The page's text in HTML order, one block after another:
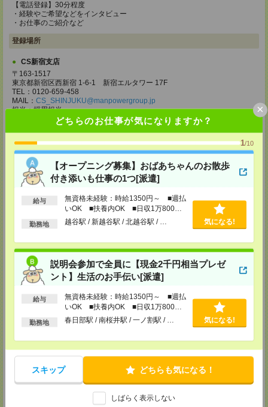
どちらのお仕事が気になりますか？
1/10
【オープニング募集】おばあちゃんのお散歩
付き添いも仕事の1つ[派遣]
給与
無資格未経験：時給1350円～ ■週払
いOK ■扶養内OK ■日収1万800円
以上
勤務地 越谷駅 / 新越谷駅 / 北越谷駅 / … 気になる!
説明会参加で全員に【現金2千円相当プレゼ
ント】生活のお手伝い[派遣]
給与
無資格未経験：時給1350円～ ■週払
いOK ■扶養内OK ■日収1万800円
以上
勤務地 春日部駅 / 南桜井駅 / 一ノ割駅 / … 気になる!
スキップ どちらも気になる！
しばらく表示しない
×
【電話登録】30分程度
・経験やご希望などをインタビュー
・お仕事のご紹介など
登録場所
CS新宿支店
〒163-1517
東京都新宿区西新宿 1-6-1 新宿エルタワー 17F
TEL：0120-659-458
MAIL： CS_SHINJUKU@manpowergroup.jp
担当：採用担当
CS立川支店
〒190-0012
東京都立川市曙町2-34-7 ファーレイーストビル 8F
TEL：0120-659-460
MAIL：CS_TACHIKAWA@manpowergroup.jp
担当：採用担当
〒220-8136
神奈川県横浜市西区みなとみらい 2-2-1 横浜ランドマークタワー36F
TEL：0120-659-459
担当：採用担当
CS大宮支店
〒330-0854 埼玉県さいたま市大宮区桜木町 1-10-16 シーノ大宮ノース
ウイング 9階
MAIL：CS_OMIYA@manpowergroup.jp
CS高崎支店
MAIL：
CS_TAKASAKI@manpowergroup.jp
担当：採用担当
CS宇都宮支店
〒321-0953 栃木県宇都宮市東宿郷3-2-18 高知穂ビル2Ｆ